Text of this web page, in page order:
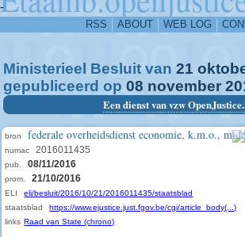
-
RSS ABOUT WEB LOG
Ministerieel Besluit van 21
gepubliceerd op 08 november
Een dienst van vzw
bron federale overheidsdienst economie, k.m.o.,
numac 2016011435
pub. 08/11/2016
prom. 21/10/2016
ELI
eli/besluit/2016/10/21/2016011435/staatsblad
staatsblad
https://www.ejustice.just.fgov.be/cgi/article_body(...)
links Raad van State (chrono)